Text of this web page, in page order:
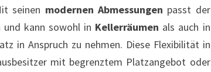
seinen modernen Abmessungen passt der
und kann sowohl in Kellerräumen als auch in
in Anspruch zu nehmen. Diese Flexibilität in
mit begrenztem Platzangebot oder